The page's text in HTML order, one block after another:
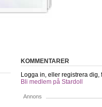
KOMMENTARER
Logga in, eller registrera dig,
Bli medlem på Stardoll
Annons